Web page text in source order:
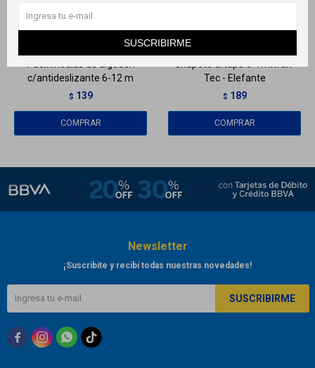
SUSCRIBIRME
LlegaHOY
c/antideslizante 6-12 m
$ 139
LlegaHOY
Tec - Elefante
$ 189
Newsletter
¡Suscribite y recibí todas nuestras novedades!
SUSCRIBIRME
  